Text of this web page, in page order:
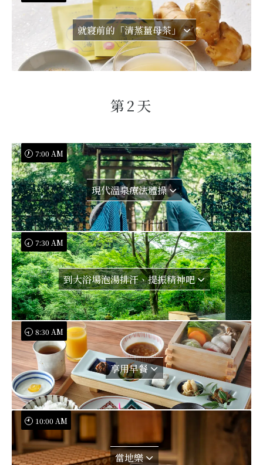
就寢前的「清蒸薑母茶」
第2天
現代溫泉療法體操
7:00 AM
到大浴場泡湯排汗、提振精神吧
7:30 AM
享用早餐
8:30 AM
當地樂
10:00 AM